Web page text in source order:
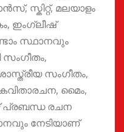
സ്കിറ്റ്, മലയാളം
ഇംഗ്ലീഷ്
സ്ഥാനവും
സംഗീതം,
കവിതാരചന, മൈം,
പ്രബന്ധ രചന
നേടിയാണ്